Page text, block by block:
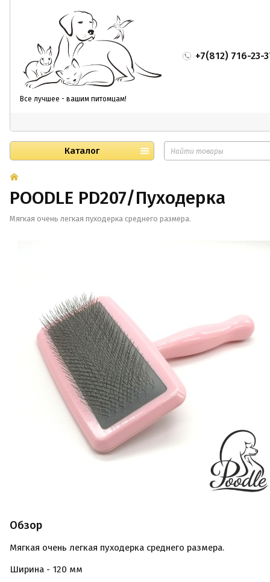
Все лучшее - вашим питомцам!
+7(812) 716-23-
Каталог
POODLE PD207/Пуходерка
Мягкая очень легкая пуходерка среднего размера.
Обзор
Мягкая очень легкая пуходерка среднего размера.
Ширина - 120 мм